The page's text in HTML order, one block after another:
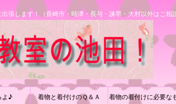
張します！（長崎市・時津・長与・諫早・大村以外はご相
よ♪ 着物と着付けのＱ＆Ａ 着物の着付けに必要な